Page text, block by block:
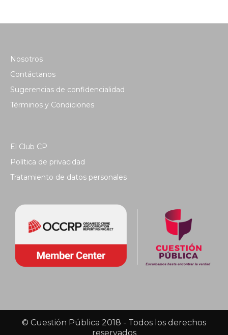
Nosotros
Contáctanos
Sugerencias de confidencialidad
Términos y Condiciones
El Club CP
Política de privacidad
Tratamiento de datos personales
© Cuestión Pública 2018 - Todos los derechos
reservados